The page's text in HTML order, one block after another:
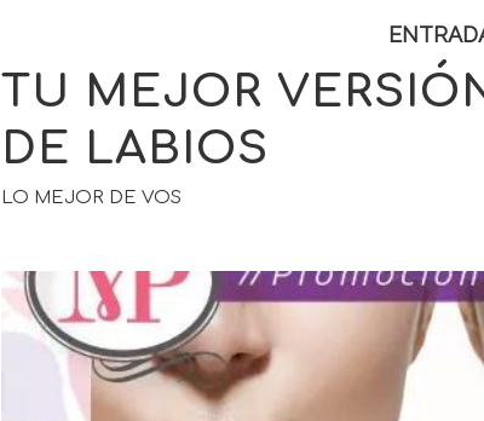
TU MEJOR
DE LABIOS
LO MEJOR DE VOS